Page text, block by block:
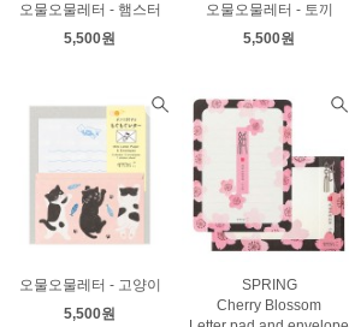
오물오물레터 - 햄스터
5,500원
오물오물레터 - 토끼
5,500원
오물오물레터 - 고양이
5,500원
SPRING
Cherry Blossom